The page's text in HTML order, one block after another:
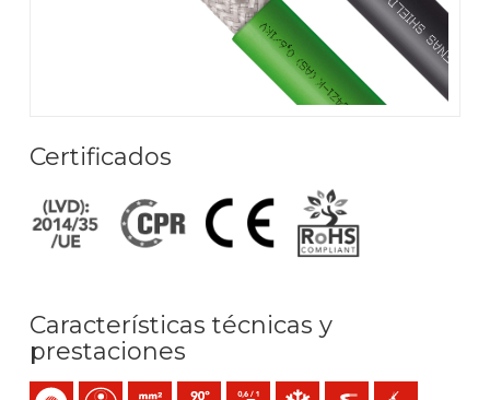
Certificados
Características técnicas y
prestaciones
UnipolarMultipolarConductor flexible (clase 5) mm2
Temperatura máx. servicio: 90ºC / 250ºC
0,6/1 (1,2) kV C.AResistencia al frío
Extra-deslizante
Fácil pelado